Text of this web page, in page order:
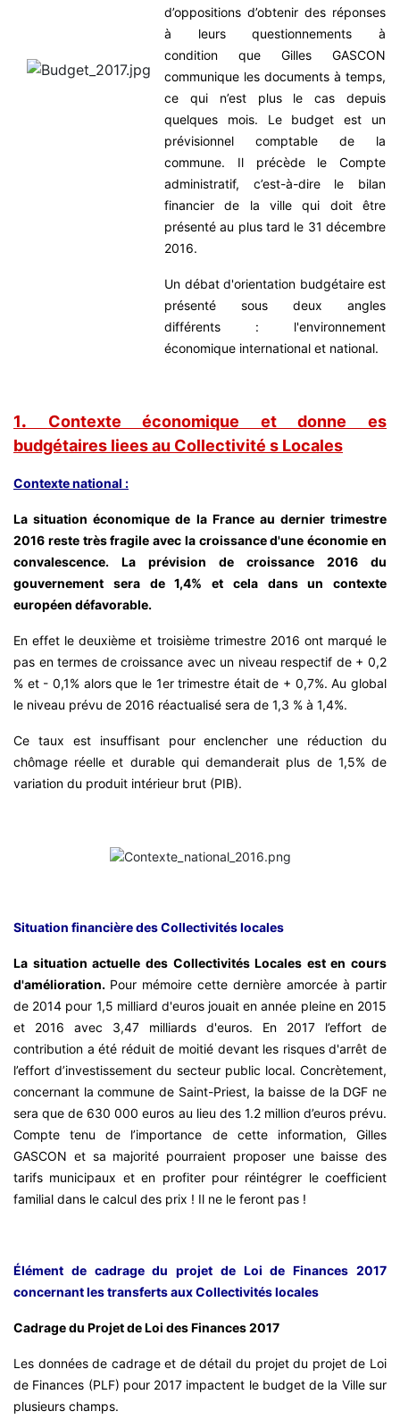
d’oppositions d’obtenir des réponses
à leurs questionnements à
condition que Gilles GASCON
communique les documents à temps,
ce qui n’est plus le cas depuis
quelques mois. Le budget est un
prévisionnel comptable de la
commune. Il précède le Compte
administratif, c’est-à-dire le bilan
financier de la ville qui doit être
présenté au plus tard le 31 décembre
2016.
Un débat d'orientation budgétaire est
présenté sous deux angles
différents : l'environnement
économique international et national.
1.
Contexte économique et donne es
budgétaires liees au Collectivité s Locales
Contexte national :
La situation économique de la France au dernier trimestre
2016 reste très fragile avec la croissance d'une économie en
convalescence. La prévision de croissance 2016 du
gouvernement sera de 1,4% et cela dans un contexte
européen défavorable.
En effet le deuxième et troisième trimestre 2016 ont marqué le
pas en termes de croissance avec un niveau respectif de + 0,2
% et - 0,1% alors que le 1er trimestre était de + 0,7%. Au global
le niveau prévu de 2016 réactualisé sera de 1,3 % à 1,4%.
Ce taux est insuffisant pour enclencher une réduction du
chômage réelle et durable qui demanderait plus de 1,5% de
variation du produit intérieur brut (PIB).
Situation financière des Collectivités locales
La situation actuelle des Collectivités Locales est en cours
d'amélioration. Pour mémoire cette dernière amorcée à partir
de 2014 pour 1,5 milliard d'euros jouait en année pleine en 2015
et 2016 avec 3,47 milliards d'euros. En 2017 l’effort de
contribution a été réduit de moitié devant les risques d'arrêt de
l’effort d’investissement du secteur public local. Concrètement,
concernant la commune de Saint-Priest, la baisse de la DGF ne
sera que de 630 000 euros au lieu des 1.2 million d’euros prévu.
Compte tenu de l’importance de cette information, Gilles
GASCON et sa majorité pourraient proposer une baisse des
tarifs municipaux et en profiter pour réintégrer le coefficient
familial dans le calcul des prix ! Il ne le feront pas !
Élément de cadrage du projet de Loi de Finances 2017
concernant les transferts aux Collectivités locales
Cadrage du Projet de Loi des Finances 2017
Les données de cadrage et de détail du projet du projet de Loi
de Finances (PLF) pour 2017 impactent le budget de la Ville sur
plusieurs champs.